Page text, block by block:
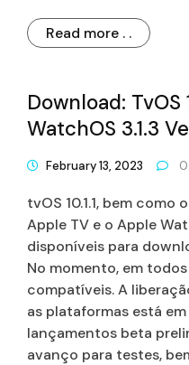
Read more . .
Download: TvOS
WatchOS 3.1.3
February 13, 2023 0
tvOS 10.1.1, bem como
Apple TV e o Apple
disponíveis para
No momento, em
compatíveis. A
as plataformas está
lançamentos beta
avanço para testes,